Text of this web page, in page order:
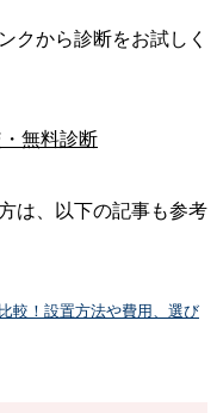
クから診断をお試しく
無料診断
は、以下の記事も参考
較！設置方法や費用、選び